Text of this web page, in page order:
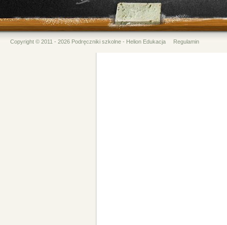
Copyright © 2011 - 2026 Podręczniki szkolne - Helion Edukacja Regulamin